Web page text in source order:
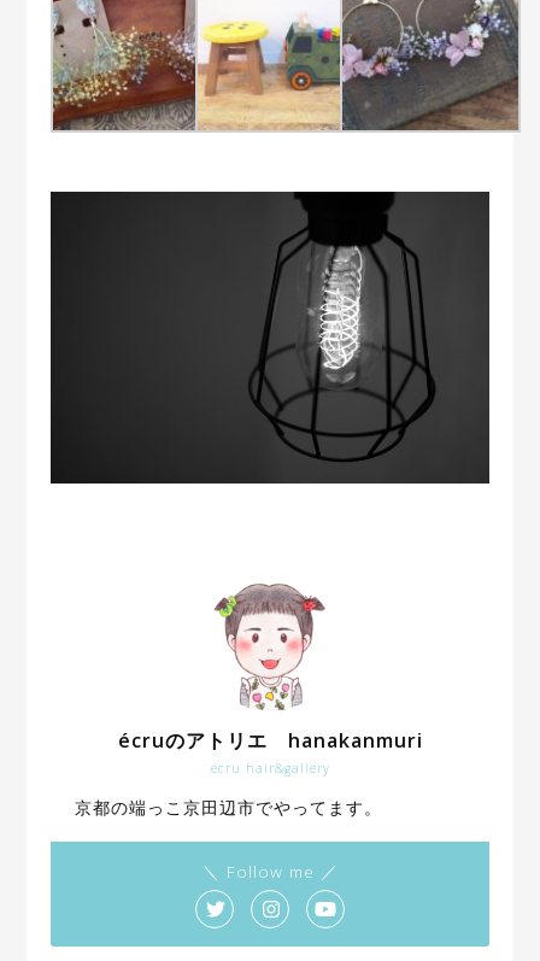
écru hair&gallery
écruのアトリエ hanakanmuri
京都の端っこ京田辺市でやってます。
＼ Follow me ／